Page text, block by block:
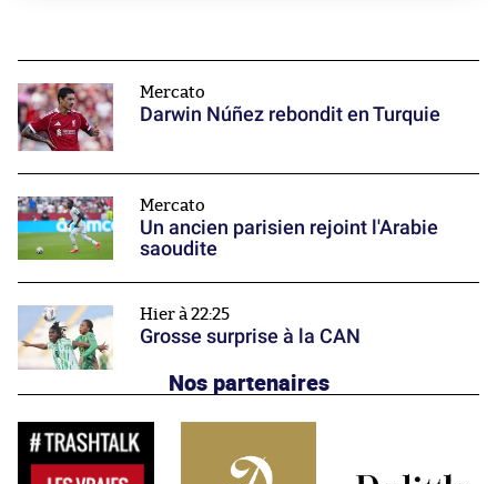
Mercato
Darwin Núñez rebondit en Turquie
Mercato
Un ancien parisien rejoint l'Arabie
saoudite
Hier à 22:25
Grosse surprise à la CAN
Nos partenaires